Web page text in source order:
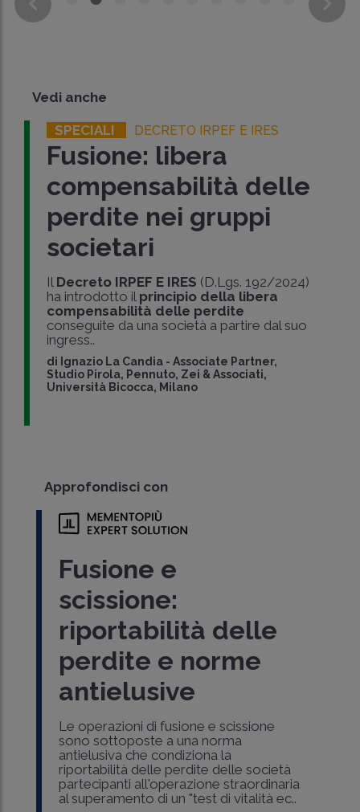
Vedi anche
SPECIALI DECRETO IRPEF E IRES
Fusione: libera
compensabilità delle
perdite nei gruppi
societari
Il Decreto IRPEF E IRES (D.Lgs. 192/2024)
ha introdotto il principio della libera
compensabilità delle perdite
conseguite da una società a partire dal suo
ingress..
di Ignazio La Candia -Associate Partner,
Studio Pirola, Pennuto, Zei & Associati,
Università Bicocca, Milano
Approfondisci con
Fusione e
scissione:
riportabilità delle
perdite e norme
antielusive
Le operazioni di fusione e scissione
sono sottoposte a una norma
antielusiva che condiziona la
riportabilità delle perdite delle società
partecipanti all'operazione straordinaria
al superamento di un "test di vitalità ec..